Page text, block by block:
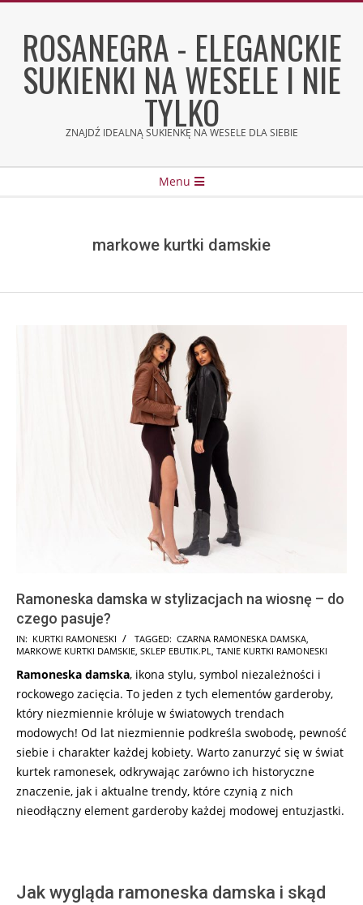
contentROSANEGRA - ELEGANCKIE
SUKIENKI NA WESELE I NIE
TYLKO
ZNAJDŹ IDEALNĄ SUKIENKĘ NA WESELE DLA SIEBIE
Menu
markowe kurtki damskie
Ramoneska damska w stylizacjach na wiosnę – do
czego pasuje?
2026-
03-
27
IN: KURTKI RAMONESKI TAGGED: CZARNA RAMONESKA DAMSKA,
MARKOWE KURTKI DAMSKIE, SKLEP EBUTIK.PL, TANIE KURTKI RAMONESKI
Ramoneska damska, ikona stylu, symbol niezależności i
rockowego zacięcia. To jeden z tych elementów garderoby,
który niezmiennie króluje w światowych trendach
modowych! Od lat niezmiennie podkreśla swobodę, pewność
siebie i charakter każdej kobiety. Warto zanurzyć się w świat
kurtek ramonesek, odkrywając zarówno ich historyczne
znaczenie, jak i aktualne trendy, które czynią z nich
nieodłączny element garderoby każdej modowej entuzjastki.
Jak wygląda ramoneska damska i skąd